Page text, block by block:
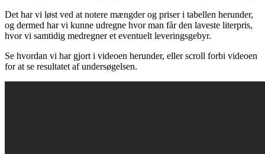
Det har vi løst ved at notere mængder og priser i tabellen herunder,
og dermed har vi kunne udregne hvor man får den laveste literpris,
hvor vi samtidig medregner et eventuelt leveringsgebyr.
Se hvordan vi har gjort i videoen herunder, eller scroll forbi videoen
for at se resultatet af undersøgelsen.